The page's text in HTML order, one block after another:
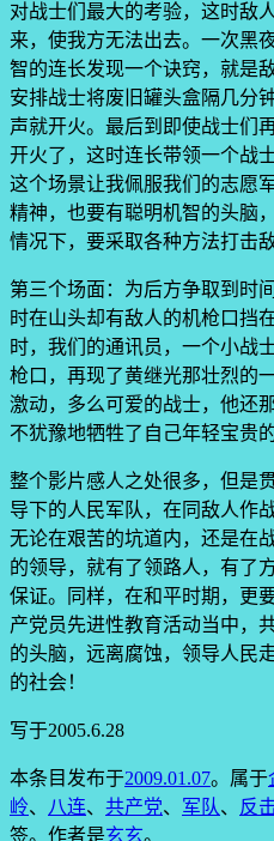
对战士们最大的考验，这时敌
来，使我方无法出去。一次黑
智的连长发现一个诀窍，就是
安排战士将废旧罐头盒隔几分
声就开火。最后到即使战士们
开火了，这时连长带领一个战
这个场景让我佩服我们的志愿
精神，也要有聪明机智的头脑
情况下，要采取各种方法打击敌
第三个场面：为后方争取到时
时在山头却有敌人的机枪口挡
时，我们的通讯员，一个小战
枪口，再现了黄继光那壮烈的
激动，多么可爱的战士，他还
不犹豫地牺牲了自己年轻宝贵的
整个影片感人之处很多，但是
导下的人民军队，在同敌人作
无论在艰苦的坑道内，还是在
的领导，就有了领路人，有了
保证。同样，在和平时期，更
产党员先进性教育活动当中，
的头脑，远离腐蚀，领导人民
的社会！
写于2005.6.28
本条目发布于2009.01.07。属于
岭、 八连、 共产党、 军队、 反
签。 作者是玄玄。